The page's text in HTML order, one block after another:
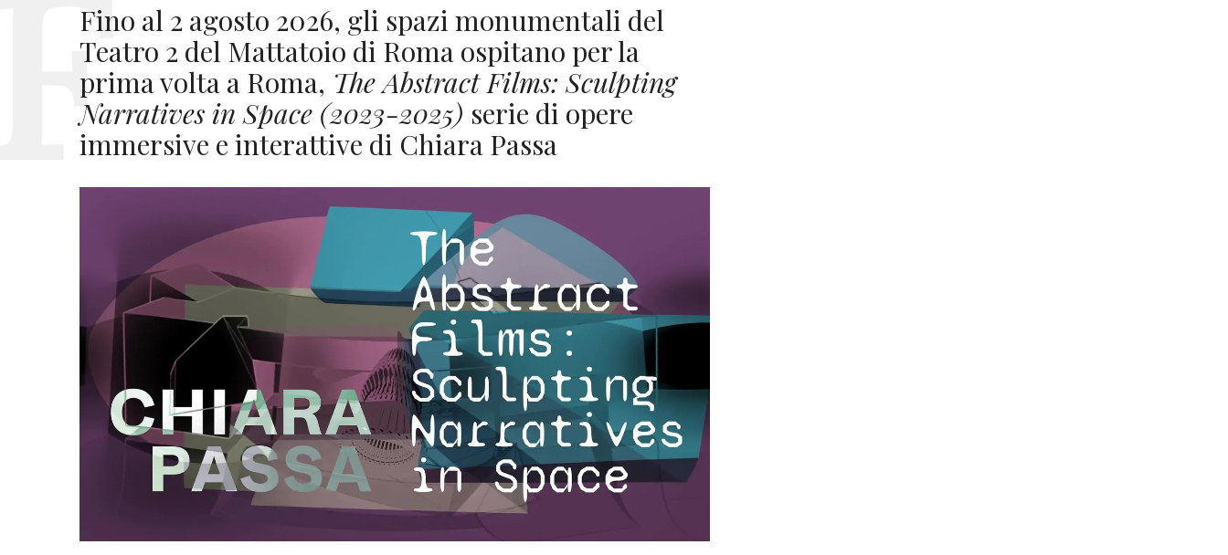
Fino al 2 agosto 2026, gli spazi monumentali del
Teatro 2 del Mattatoio di Roma ospitano per la
prima volta a Roma, The Abstract Films: Sculpting
Narratives in Space (2023-2025) serie di opere
immersive e interattive di Chiara Passa